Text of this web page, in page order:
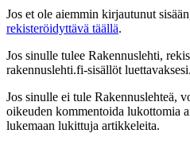
Jos et ole aiemmin kirjautunut
rekisteröidyttävä täällä.
Jos sinulle tulee Rakennuslehti,
rakennuslehti.fi-sisällöt luettavaksesi.
Jos sinulle ei tule Rakennuslehteä,
oikeuden kommentoida lukottomia
lukemaan lukittuja artikkeleita.